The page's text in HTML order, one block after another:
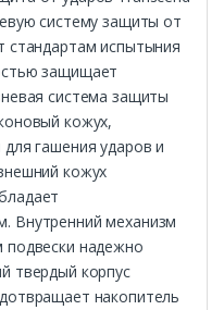
систему защиты от
стандартам испытыния
защищает
система защиты
кожух,
гашения ударов и
кожух
Внутренний механизм
подвески надежно
твердый корпус
накопитель